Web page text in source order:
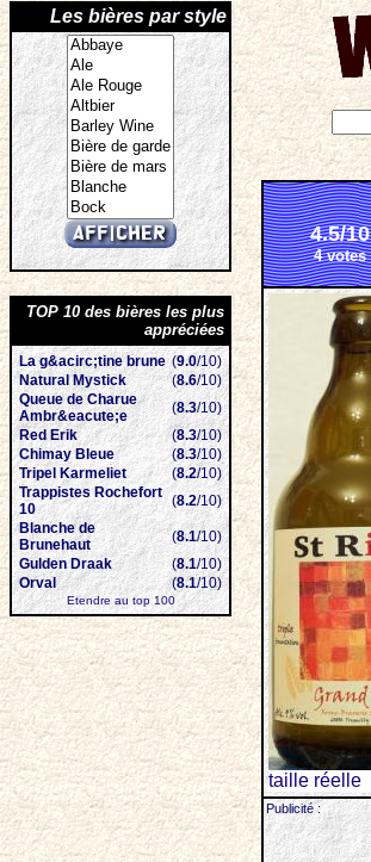
Les bières par style
TOP 10 des bières les plus
appréciées
La g&acirc;tine brune (9.0/10)
Natural Mystick
(8.6/10)
Queue de Charue
Ambr&eacute;e
(8.3/10)
Red Erik
(8.3/10)
Chimay Bleue
(8.3/10)
Tripel Karmeliet
(8.2/10)
Trappistes Rochefort
10
(8.2/10)
Blanche de
Brunehaut
(8.1/10)
Gulden Draak
(8.1/10)
Orval
(8.1/10)
Etendre au top 100
4.5/10
4 votes
taille réelle
Publicité :